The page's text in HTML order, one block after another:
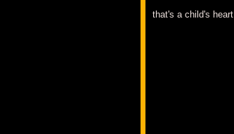
that's a child's heart